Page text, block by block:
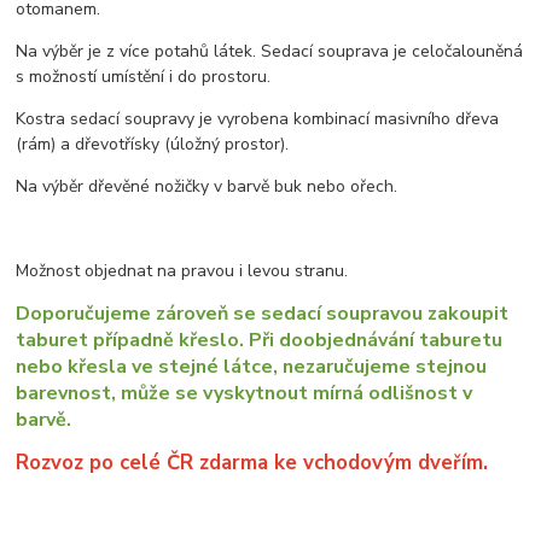
otomanem.
Na výběr je z více potahů látek. Sedací souprava je celočalouněná
s možností umístění i do prostoru.
Kostra sedací soupravy je vyrobena kombinací masivního dřeva
(rám) a dřevotřísky (úložný prostor).
Na výběr dřevěné nožičky v barvě buk nebo ořech.
Možnost objednat na pravou i levou stranu.
Doporučujeme zároveň se sedací soupravou zakoupit
taburet případně křeslo. Při doobjednávání taburetu
nebo křesla ve stejné látce, nezaručujeme stejnou
barevnost, může se vyskytnout mírná odlišnost v
barvě.
Rozvoz po celé ČR zdarma ke vchodovým dveřím.